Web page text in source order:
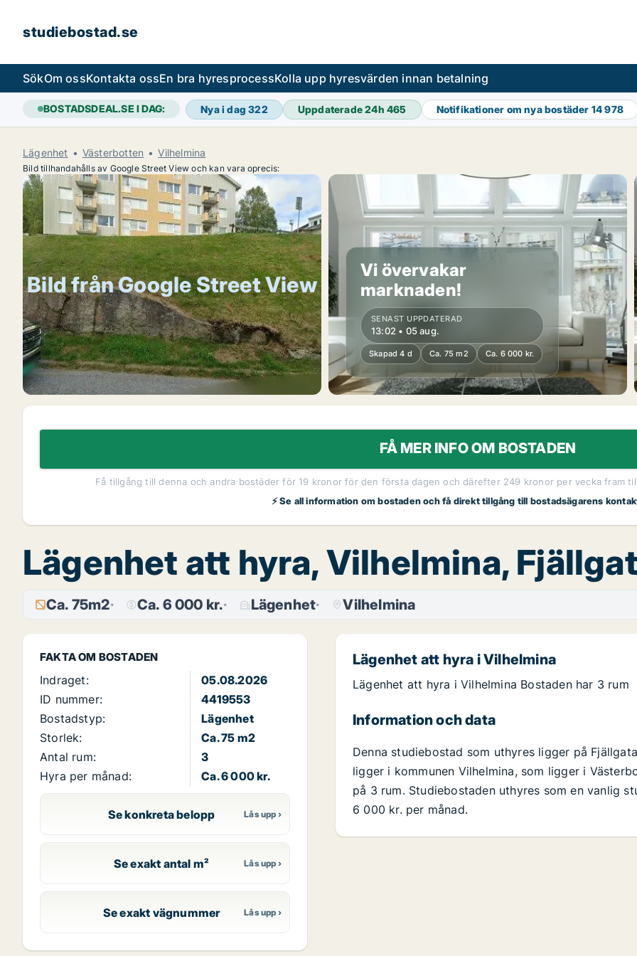
studiebostad.se
SökOm ossKontakta ossEn bra hyresprocessKolla upp hyresvärden innan betalning
BOSTADSDEAL.SE I DAG: Nya i dag322 Uppdaterade 24h465 Notifikationer om nya bostäder 14 978
Lägenhet Västerbotten Vilhelmina
Bild tillhandahålls av Google Street View och kan vara oprecis:
Bild från Google Street View
Vi övervakar
marknaden!
SENAST UPPDATERAD
13:02 • 05 aug.
Skapad 4 d Ca. 75 m2 Ca. 6 000 kr.
FÅ MER INFO OM BOSTADEN
Få tillgång till denna och andra bostäder för 19 kronor för den första dagen och därefter 249 kronor per vecka fram
⚡ Se all information om bostaden och få direkt tillgång till bostadsägarens
Lägenhet att hyra, Vilhelmina,
Ca. 75m2 Ca. 6 000 kr. Lägenhet Vilhelmina
FAKTA OM BOSTADEN
Indraget:
05.08.2026
ID nummer:
4419553
Bostadstyp:
Lägenhet
Storlek:
Ca. 75 m2
Antal rum:
3
Hyra per månad:
Ca. 6 000 kr.
Se konkreta belopp
Se exakt antal m²
Se exakt vägnummer
Lägenhet att hyra i Vilhelmina
Lägenhet att hyra i Vilhelmina Bostaden har 3 rum
Information och data
Denna studiebostad som uthyres ligger på
ligger i kommunen Vilhelmina, som ligger i
på 3 rum. Studiebostaden uthyres som en vanlig
6 000 kr. per månad.